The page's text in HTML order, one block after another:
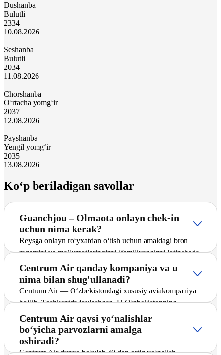
Dushanba
Bulutli
2334
10.08.2026
Seshanba
Bulutli
2034
11.08.2026
Chorshanba
O‘rtacha yomg‘ir
2037
12.08.2026
Payshanba
Yengil yomg‘ir
2035
13.08.2026
Ko‘p beriladigan savollar
Guanchjou – Olmaota onlayn chek-in
uchun nima kerak?
Reysga onlayn ro‘yxatdan o‘tish uchun amaldagi bron
raqamini va ma’lumotlaringizni (familiyangizni lotinchada,
jo‘nash aeroportini) ko‘rsatish zarur. Ma’lumotlar
kiritilgach, tizim bortga chiqish talonini saqlashni taklif
qiladi.
Centrum Air qanday kompaniya va u
nima bilan shug'ullanadi?
Centrum Air — O‘zbekistondagi xususiy aviakompaniya
bo‘lib, Toshkentda joylashgan. U O‘zbekistonning
yetakchi tashuvchilaridan biri hisoblanadi hamda
yo‘lovchilarga xalqaro va ichki yo‘nalishlar bo‘yicha,
jumladan Guanchjou – Olmaota yo‘nalishida muntazam
va charter reyslarni taklif etadi. Kompaniya marshrutlar
Centrum Air qaysi yo‘nalishlar
bo‘yicha parvozlarni amalga
oshiradi?
Centrum Air dunyo bo‘ylab 40 dan ortiq yo‘nalish